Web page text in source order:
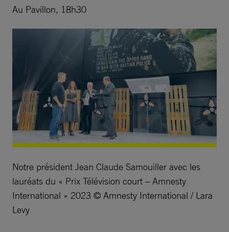
Au Pavillon, 18h30
Notre président Jean Claude Samouiller avec les
lauréats du « Prix Télévision court – Amnesty
International » 2023 © Amnesty International / Lara
Levy